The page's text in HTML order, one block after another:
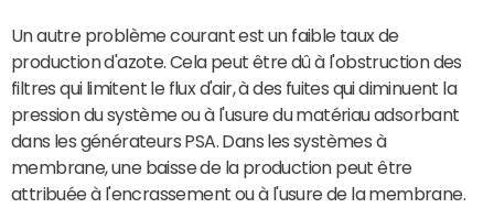
Un autre problème courant est un faible taux de
production d'azote. Cela peut être dû à l'obstruction des
filtres qui limitent le flux d'air, à des fuites qui diminuent la
pression du système ou à l'usure du matériau adsorbant
dans les générateurs PSA. Dans les systèmes à
membrane, une baisse de la production peut être
attribuée à l'encrassement ou à l'usure de la membrane.